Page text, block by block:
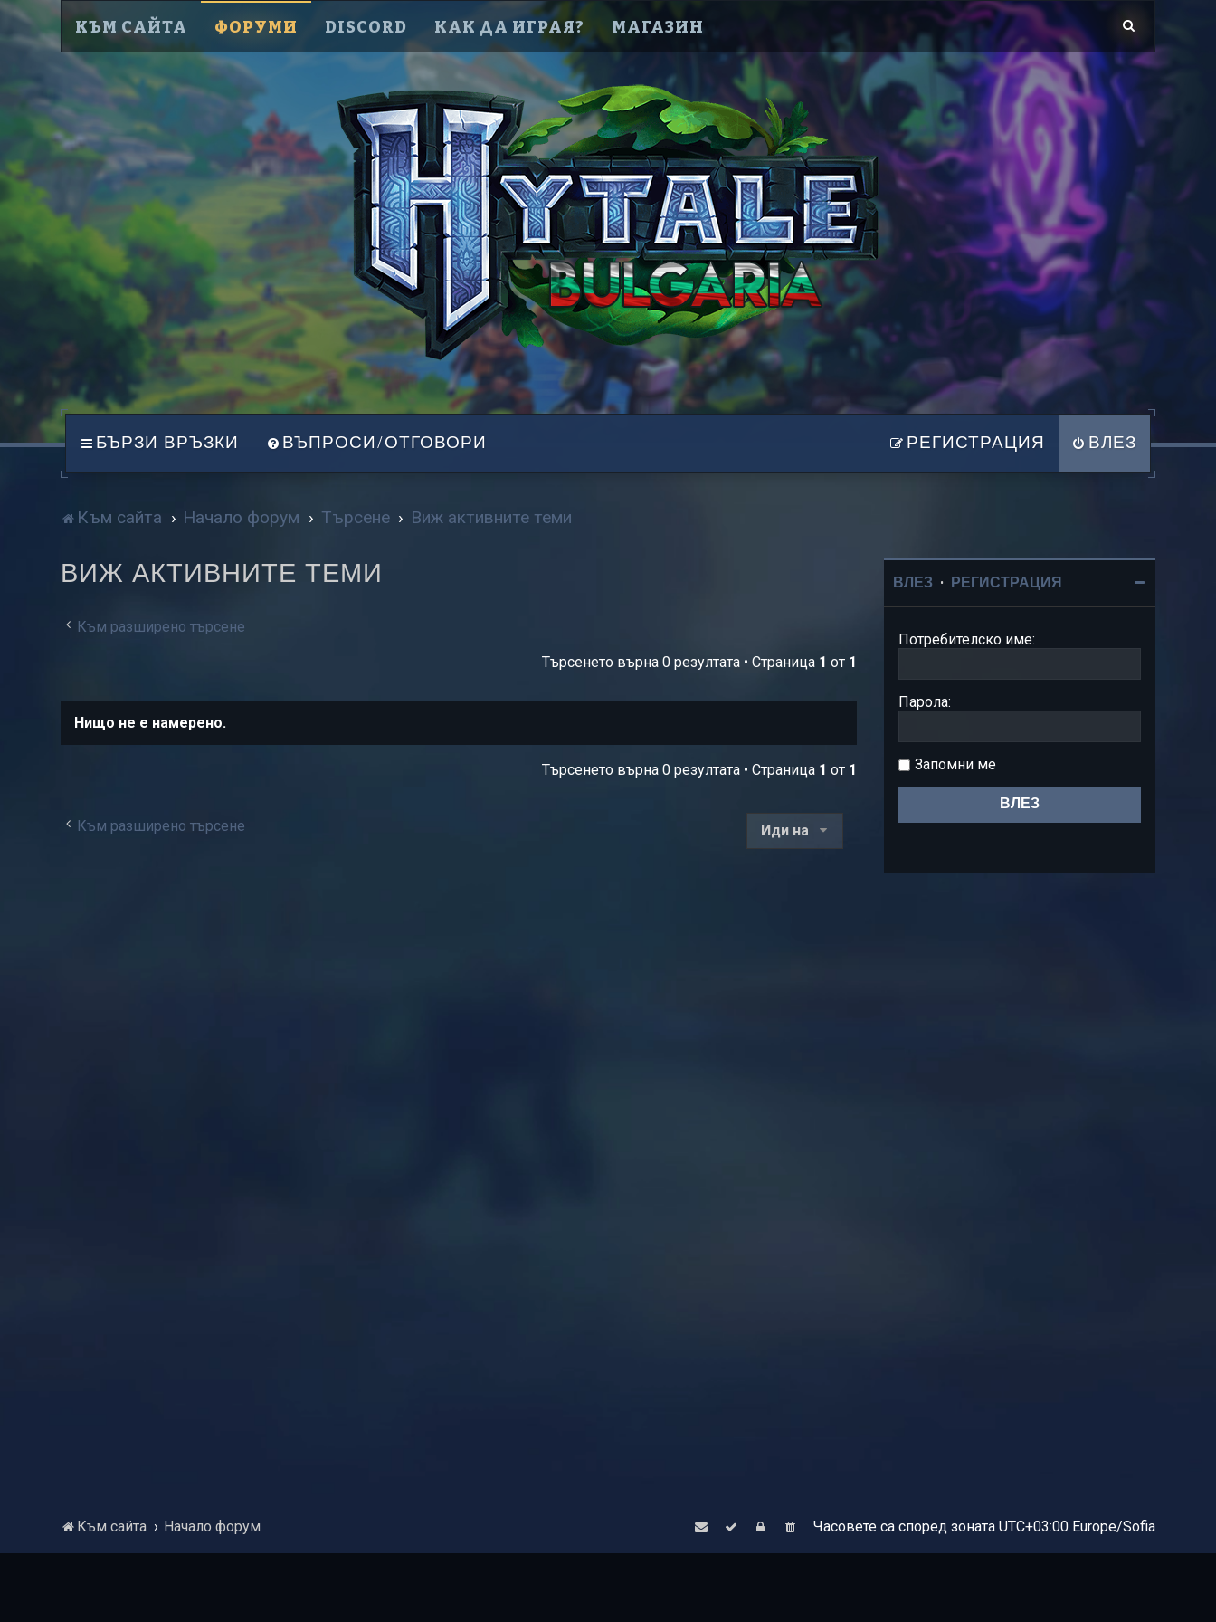
КЪМ САЙТА ФОРУМИ DISCORD КАК ДА ИГРАЯ? МАГАЗИН
БЪРЗИ ВРЪЗКИ ВЪПРОСИ/ОТГОВОРИ ВЛЕЗ
РЕГИСТРАЦИЯ
Към сайта Начало форум Търсене Виж активните теми
ВИЖ АКТИВНИТЕ ТЕМИ
Към разширено търсене
Търсенето върна 0 резултата • Страница 1 от 1
Нищо не е намерено.
Търсенето върна 0 резултата • Страница 1 от 1
Към разширено търсене Иди на
ВЛЕЗ• РЕГИСТРАЦИЯ
Потребителско име:
Парола:
Запомни ме
Към сайта Начало форум Часовете са според зоната UTC+03:00 Europe/Sofia